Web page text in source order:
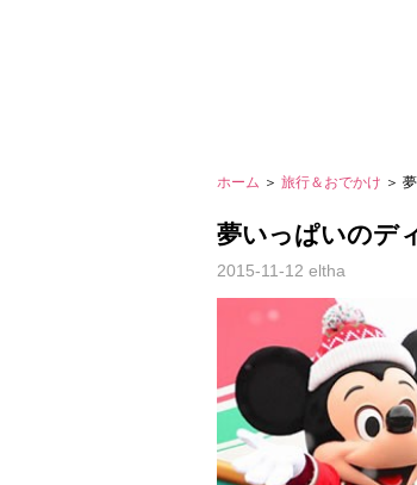
ホーム ＞ 旅行＆おでかけ ＞
夢いっぱいのデ
2015-11-12 eltha